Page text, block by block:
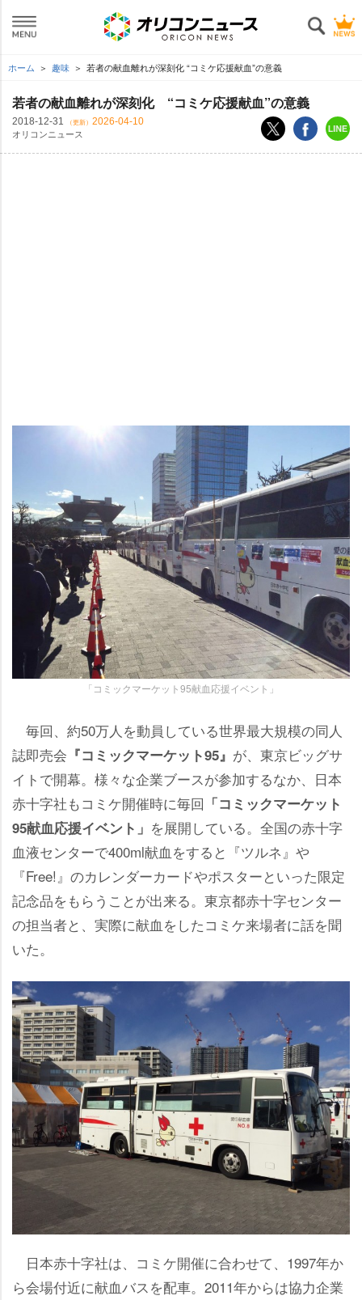
ホーム 趣味 若者の献血離れが深刻化 “コミケ応援献血”の意義
若者の献血離れが深刻化 “コミケ応援献血”の意義
2018-12-31 （更新） 2026-04-10
オリコンニュース
「コミックマーケット95献血応援イベント」
毎回、約50万人を動員している世界最大規模の同人
誌即売会 『コミックマーケット95』 が、東京ビッグサ
イトで開幕。様々な企業ブースが参加するなか、日本
赤十字社もコミケ開催時に毎回 「コミックマーケット
95献血応援イベント」 を展開している。全国の赤十字
血液センターで400ml献血をすると『ツルネ』
『Free!』のカレンダーカードやポスターといった限定
記念品をもらうことが出来る。東京都赤十字センター
の担当者と、実際に献血をしたコミケ来場者に話を聞
いた。
日本赤十字社は、コミケ開催に合わせて、1997年か
ら会場付近に献血バスを配車。2011年からは協力企業